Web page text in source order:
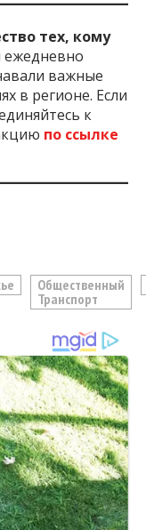
тех, кому
важные
в регионе. Если
к
по ссылке
Общественный
Транспорт